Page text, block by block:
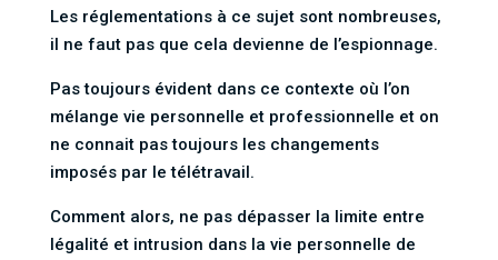
Les réglementations à ce sujet sont nombreuses,
il ne faut pas que cela devienne de l’espionnage.
Pas toujours évident dans ce contexte où l’on
mélange vie personnelle et professionnelle et on
ne connait pas toujours les changements
imposés par le télétravail.
Comment alors, ne pas dépasser la limite entre
légalité et intrusion dans la vie personnelle de